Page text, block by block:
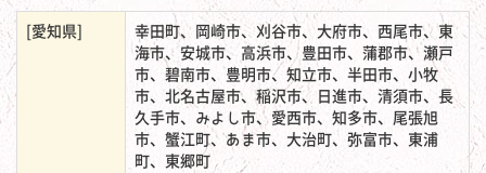
[愛知県]
幸田町、岡崎市、刈谷市、大府市、西尾市、東
海市、安城市、高浜市、豊田市、蒲郡市、瀬戸
市、碧南市、豊明市、知立市、半田市、小牧
市、北名古屋市、稲沢市、日進市、清須市、長
久手市、みよし市、愛西市、知多市、尾張旭
市、蟹江町、あま市、大治町、弥富市、東浦
町、東郷町